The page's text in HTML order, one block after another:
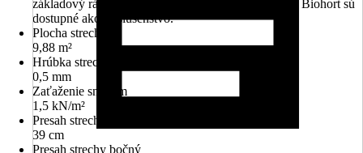
základový rám pre ukotvenie na zemných skrutkách Biohort sú
dostupné ako príslušenstvo.
Plocha strechy
9,88 m²
Hrúbka strechy
0,5 mm
Zaťaženie snehom
1,5 kN/m²
Presah strechy predný
39 cm
Presah strechy bočný